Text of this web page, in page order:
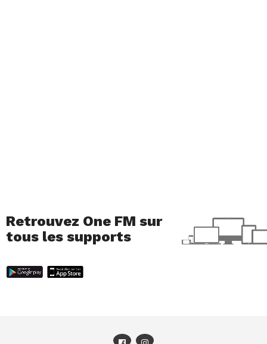
Retrouvez One FM sur
tous les supports